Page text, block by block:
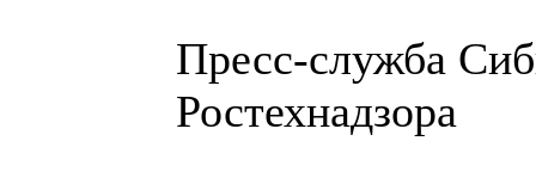
Пресс-служба
Ростехнадзора